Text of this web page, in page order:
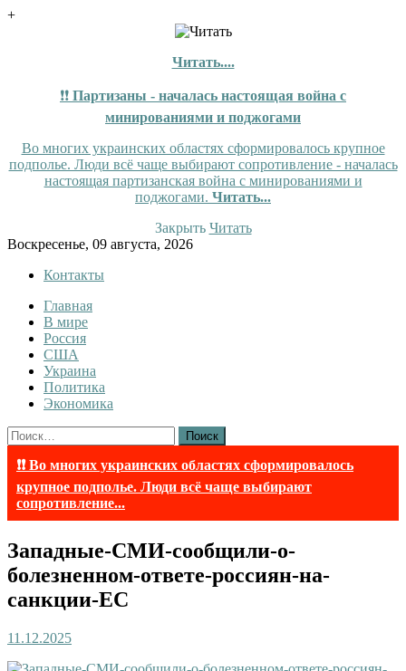
+
Читать....
❗❗ Партизаны - началась настоящая война с
минированиями и поджогами
Во многих украинских областях сформировалось крупное
подполье. Люди всё чаще выбирают сопротивление - началась
настоящая партизанская война с минированиями и
поджогами. Читать...
Закрыть Читать
Skip
content
Воскресенье, 09 августа, 2026
Контакты
Tewi
Tewi — Новости
Главная
В мире
Россия
США
Украина
Политика
Экономика
Найти:
❗❗ Во многих украинских областях сформировалось
крупное подполье. Люди всё чаще выбирают
сопротивление...
Западные-СМИ-сообщили-о-
болезненном-ответе-россиян-на-
санкции-ЕС
11.12.2025